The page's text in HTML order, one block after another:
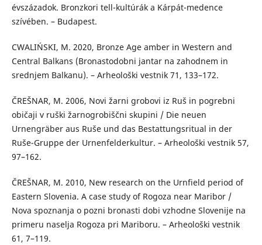
évszázadok. Bronzkori tell-kultúrák a Kárpát-medence
szívében. – Budapest.
CWALIŃSKI, M. 2020, Bronze Age amber in Western and
Central Balkans (Bronastodobni jantar na zahodnem in
srednjem Balkanu). – Arheološki vestnik 71, 133–172.
ČREŠNAR, M. 2006, Novi žarni grobovi iz Ruš in pogrebni
običaji v ruški žarnogrobiščni skupini / Die neuen
Urnengräber aus Ruše und das Bestattungsritual in der
Ruše-Gruppe der Urnenfelderkultur. – Arheološki vestnik 57,
97–162.
ČREŠNAR, M. 2010, New research on the Urnfield period of
Eastern Slovenia. A case study of Rogoza near Maribor /
Nova spoznanja o pozni bronasti dobi vzhodne Slovenije na
primeru naselja Rogoza pri Mariboru. – Arheološki vestnik
61, 7–119.